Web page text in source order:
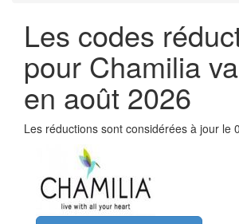
Les codes
pour Chamilia
en août 2026
Les réductions sont considérées à jour le